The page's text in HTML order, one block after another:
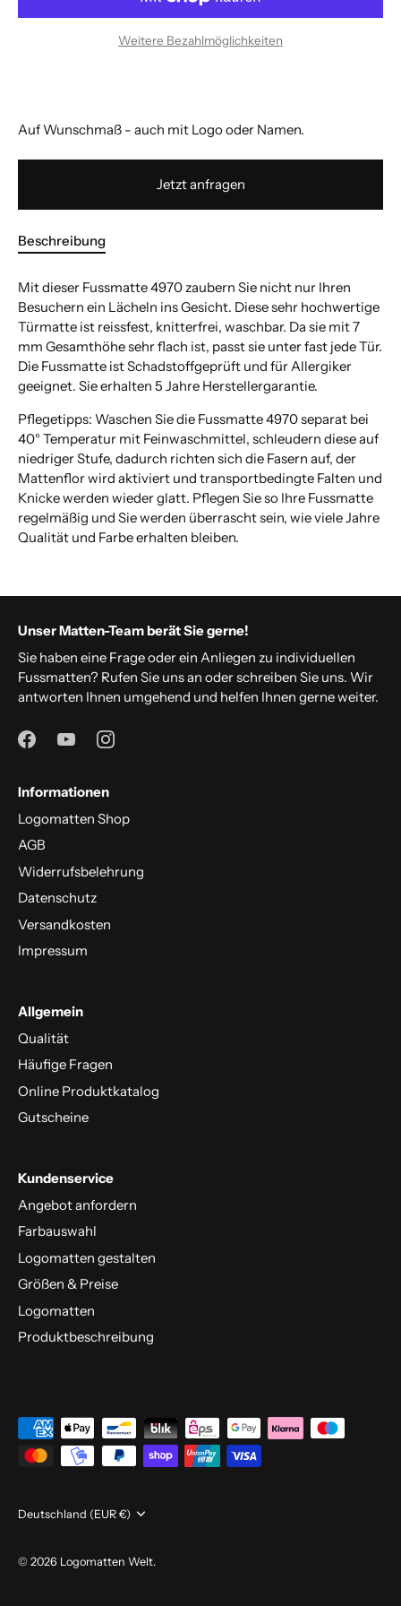
Bitte geben Sie zulässigen Wert ein.
Bitte geben Sie zulässigen Wert ein.
Bitte geben Sie zulässigen Wert ein.
Bitte geben Sie zulässigen Wert ein.
Weitere Bezahlmöglichkeiten
Auf Wunschmaß - auch mit Logo oder Namen.
Jetzt anfragen
Beschreibung
Mit dieser Fussmatte 4970 zaubern Sie nicht nur Ihren
Besuchern ein Lächeln ins Gesicht. Diese sehr hochwertige
Türmatte ist reissfest, knitterfrei, waschbar. Da sie mit 7
mm Gesamthöhe sehr flach ist, passt sie unter fast jede Tür.
Die Fussmatte ist Schadstoffgeprüft und für Allergiker
geeignet. Sie erhalten 5 Jahre Herstellergarantie.
Pflegetipps: Waschen Sie die Fussmatte 4970 separat bei
40° Temperatur mit Feinwaschmittel, schleudern diese auf
niedriger Stufe, dadurch richten sich die Fasern auf, der
Mattenflor wird aktiviert und transportbedingte Falten und
Knicke werden wieder glatt. Pflegen Sie so Ihre Fussmatte
regelmäßig und Sie werden überrascht sein, wie viele Jahre
Qualität und Farbe erhalten bleiben.
Unser Matten-Team berät Sie gerne!
Sie haben eine Frage oder ein Anliegen zu individuellen
Fussmatten? Rufen Sie uns an oder schreiben Sie uns. Wir
antworten Ihnen umgehend und helfen Ihnen gerne weiter.
Informationen
Logomatten Shop
AGB
Widerrufsbelehrung
Datenschutz
Versandkosten
Impressum
Allgemein
Qualität
Häufige Fragen
Online Produktkatalog
Gutscheine
Kundenservice
Angebot anfordern
Farbauswahl
Logomatten gestalten
Größen & Preise
Logomatten
Produktbeschreibung
Währung
Deutschland (EUR €)
© 2026 Logomatten Welt.